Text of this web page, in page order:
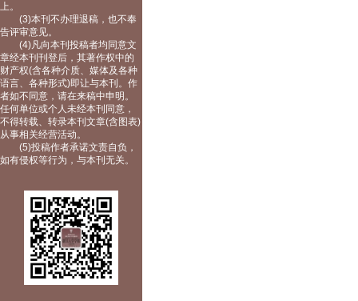
上。
(3)本刊不办理退稿，也不奉
告评审意见。
(4)凡向本刊投稿者均同意文
章经本刊刊登后，其著作权中的
财产权(含各种介质、媒体及各种
语言、各种形式)即让与本刊。作
者如不同意，请在来稿中申明。
任何单位或个人未经本刊同意，
不得转载、转录本刊文章(含图表)
从事相关经营活动。
(5)投稿作者承诺文责自负，
如有侵权等行为，与本刊无关。